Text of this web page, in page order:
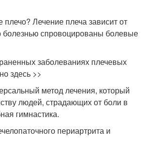
плечо? Лечение плеча зависит от
болезнью спровоцированы болевые
заболеваниях плечевых
здесь >>
метод лечения, который
людей, страдающих от боли в
гимнастика.
периартрита и